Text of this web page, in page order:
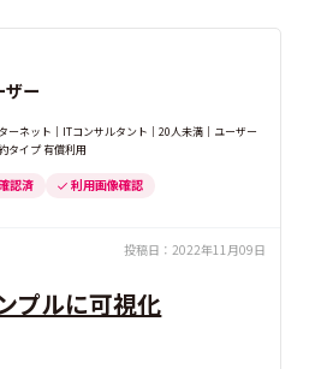
ザー
ーネット｜ITコンサルタント｜20人未満｜ユーザー
タイプ 有償利用
認済 利用画像確認
投稿日： 2022年11月09日
プルに可視化